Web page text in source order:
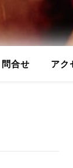
問合せ アク